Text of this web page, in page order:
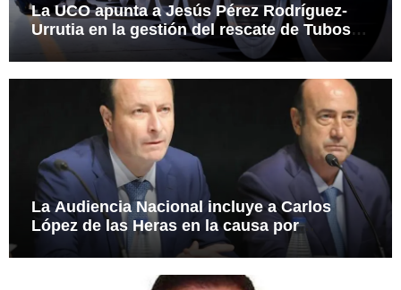
La UCO apunta a Jesús Pérez Rodríguez-
Urrutia en la gestión del rescate de Tubos
Reunidos
La Audiencia Nacional incluye a Carlos
López de las Heras en la causa por
presuntas irregularidades en el rescate de
112,8 millones a Tubos Reunidos